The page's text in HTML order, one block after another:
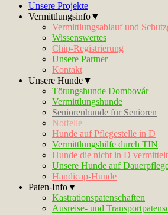
Unsere Projekte
Vermittlungsinfo▼
Vermittlungsablauf und
Wissenswertes
Chip-Registrierung
Unsere Partner
Kontakt
Unsere Hunde▼
Tötungshunde Dombovár
Vermittlungshunde
Seniorenhunde für Senioren
Notfelle
Hunde auf Pflegestelle in D
Vermittlungshilfe durch TIN
Hunde die nicht in D
Unsere Hunde auf
Handicap-Hunde
Paten-Info▼
Kastrationspatenschaften
Ausreise- und